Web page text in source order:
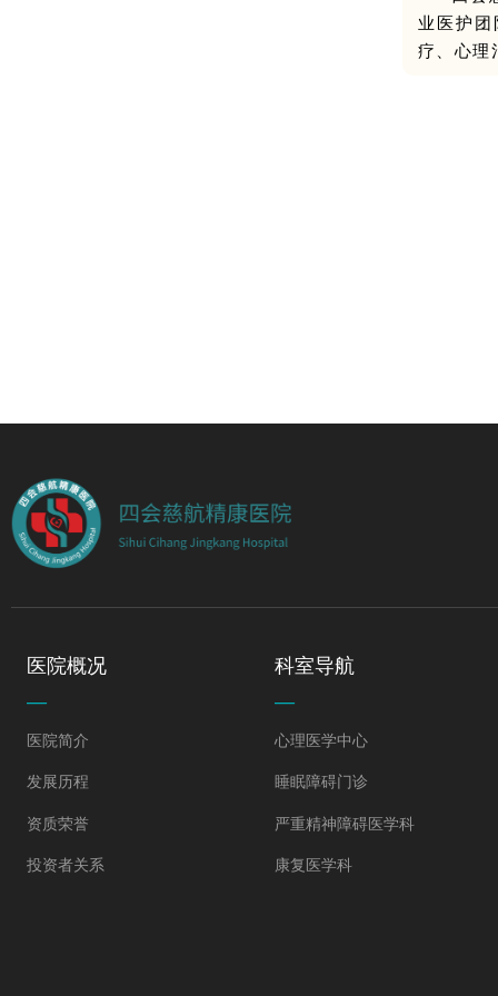
业医护
疗、 心理
医院概况
—
医院简介
发展历程
资质荣誉
投资者关系
科室导航
—
心理医学中心
睡眠障碍门诊
严重精神障碍医学科
康复医学科